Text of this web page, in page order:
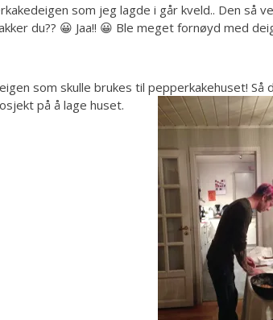
som jeg lagde i går kveld.. Den så
du?? 😀 Jaa!! 😀 Ble meget fornøyd med
som skulle brukes til pepperkakehuset! Så
på å lage huset.